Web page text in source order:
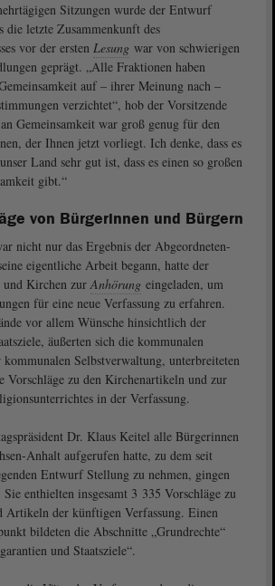
Sitzungen wurde der Entwurf
die letzte Zusammenkunft des
vor der ersten Lesung war von schwierigen
geprägt. „Alle Fraktionen haben
auf – ihrer Meinung nach –
verzichtet“, hob der Vorsitzende
Gemeinsamkeit war groß genug für den
der Ihnen jetzt vorliegt. Ich denke, dass es
Land sehr gut ist, dass es einen so großen
gibt.“
von Bürgerinnen und Bürgern
nicht nur das Ergebnis der Abgeordneten-
eigentliche Arbeit begann, hatte der
und Kirchen zurAnhörung eingeladen, um
für eine neue Verfassung zu erfahren.
vor allem Wünsche hinsichtlich der
äußerten sich die kommunalen
kommunalen Selbstverwaltung, unterbreiteten
Vorschläge zu den Kirchenartikeln und zur
in der Verfassung.
Dr. Klaus Keitel alle Bürgerinnen
Anhalt aufgerufen hatte, zu dem seit
Entwurf Stellung zu nehmen, gingen
enthielten insgesamt 3 335 Vorschläge zu
Artikeln der künftigen Verfassung. Einen
bildeten die Abschnitte „Grundrechte“
und Staatsziele“.